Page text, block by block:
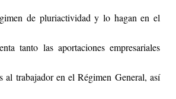
de pluriactividad y lo hagan en el
tanto las aportaciones empresariales
al trabajador en el Régimen General, así